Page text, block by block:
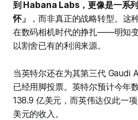
到 Habana Labs，更像是一系
怀」
，而非真正的战略转型。这
在数码相机时代的挣扎——明知
以割舍已有的利润来源。
当英特尔还在为其第三代 Gaudi
已经用脚投票。英特尔预计今年
138.9 亿美元，而英伟达仅此一
美元的收入。